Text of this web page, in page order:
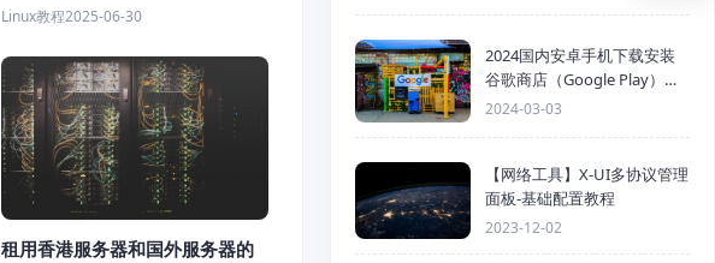
Linux教程2025-06-30
租用香港服务器和国外服务器的
2024国内安卓手机下载安装
谷歌商店（Google Play）详
细步骤
2024-03-03
【网络工具】X-UI多协议管理
面板-基础配置教程
2023-12-02